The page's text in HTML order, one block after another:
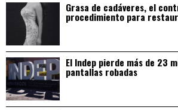
Grasa de cadáveres, el
procedimiento para
El Indep pierde más de 23
pantallas robadas